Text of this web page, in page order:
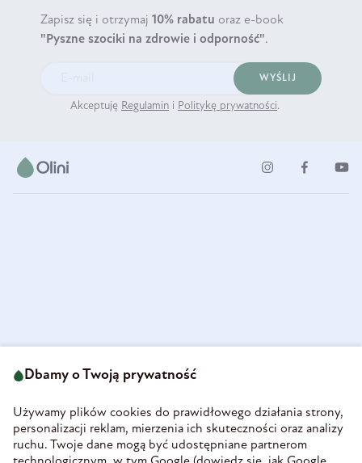
Zapisz się i otrzymaj 10% rabatu oraz e-book
"Pyszne szociki na zdrowie i odporność".
WYŚLIJ
Akceptuję Regulamin i Politykę prywatności.
58-160 Świebodzice
REGON 890213034
INFORMACJE
Dbamy o Twoją prywatność
Używamy plików cookies do prawidłowego działania strony,
personalizacji reklam, mierzenia ich skuteczności oraz analizy
ruchu. Twoje dane mogą być udostępniane partnerom